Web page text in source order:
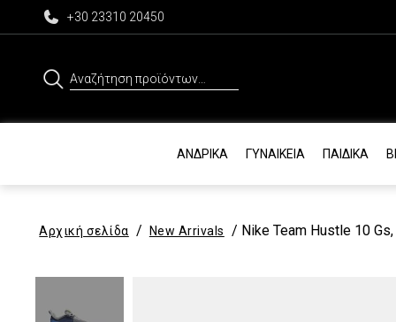
+30 23310 20450
ΑΝΔΡΙΚΆ ΓΥΝΑΙΚΕΊΑ ΠΑΙΔΙΚΆ
Αρχική σελίδα / New Arrivals / Nike Team Hustle 10